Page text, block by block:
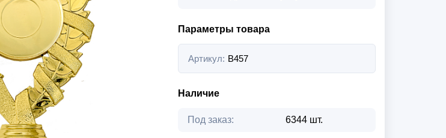
Параметры товара
Артикул: B457
Наличие
Под заказ: 6344 шт.